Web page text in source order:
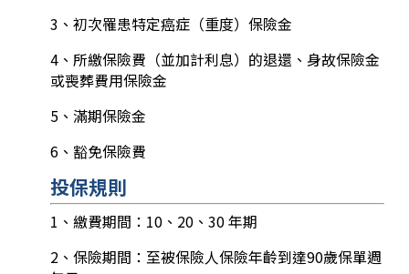
3、初次罹患特定癌症（重度）保險金
4、所繳保險費（並加計利息）的退還、身故保險金
或喪葬費用保險金
5、滿期保險金
6、豁免保險費
投保規則
1、繳費期間：10、20、30 年期
2、保險期間：至被保險人保險年齡到達90歲保單週